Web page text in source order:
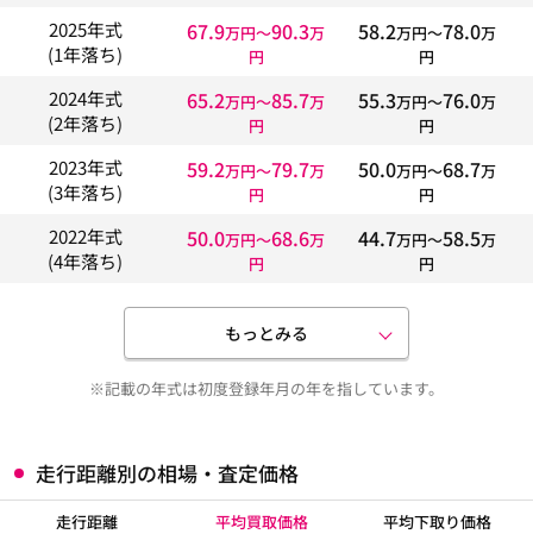
2025年式
(1年落ち)
67.9万円〜90.3万
円
58.2万円〜78.0万
円
2024年式
(2年落ち)
65.2万円〜85.7万
円
55.3万円〜76.0万
円
2023年式
(3年落ち)
59.2万円〜79.7万
円
50.0万円〜68.7万
円
2022年式
(4年落ち)
50.0万円〜68.6万
円
44.7万円〜58.5万
円
もっとみる
※記載の年式は初度登録年月の年を指しています。
走行距離別の相場・査定価格
走行距離 平均買取価格 平均下取り価格